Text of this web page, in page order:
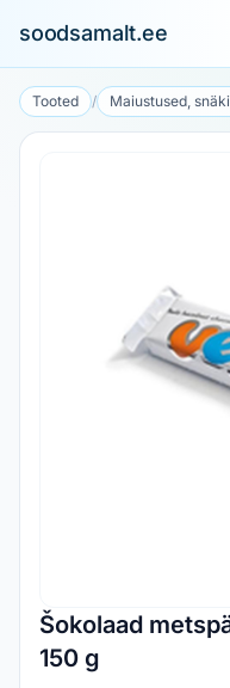
soodsamalt.ee
Tooted / Maiustused,
Šokolaad
150 g